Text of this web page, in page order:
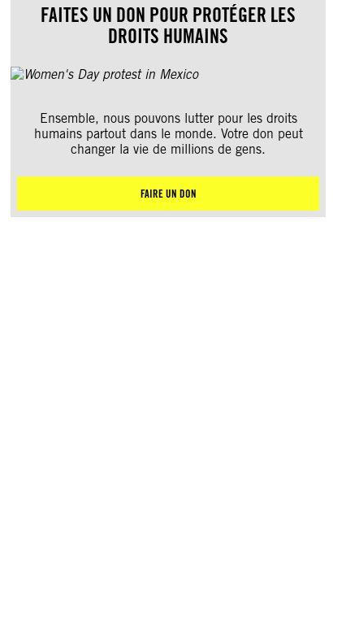
FAITES UN DON POUR PROTÉGER LES
DROITS HUMAINS
Ensemble, nous pouvons lutter pour les droits
humains partout dans le monde. Votre don peut
changer la vie de millions de gens.
FAIRE UN DON